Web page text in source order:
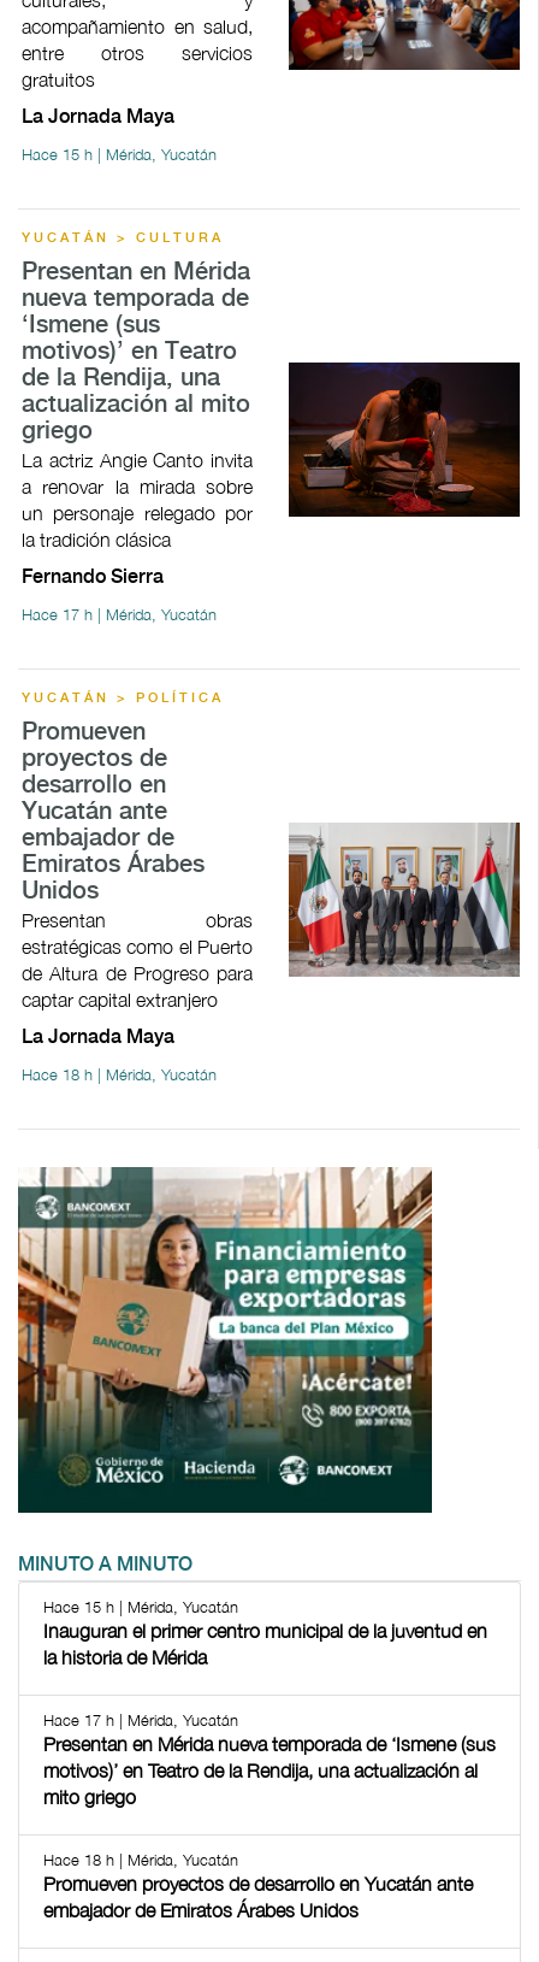
acompañamiento en salud,
entre otros servicios
gratuitos
La Jornada Maya
Hace 15 h | Mérida, Yucatán
YUCATÁN > CULTURA
Presentan en Mérida
nueva temporada de
‘Ismene (sus
motivos)’ en Teatro
de la Rendija, una
actualización al mito
griego
La actriz Angie Canto invita
a renovar la mirada sobre
un personaje relegado por
la tradición clásica
Fernando Sierra
Hace 17 h | Mérida, Yucatán
YUCATÁN > POLÍTICA
Promueven
proyectos de
desarrollo en
Yucatán ante
embajador de
Emiratos Árabes
Unidos
Presentan obras
estratégicas como el Puerto
de Altura de Progreso para
captar capital extranjero
La Jornada Maya
Hace 18 h | Mérida, Yucatán
MINUTO A MINUTO
Hace 15 h | Mérida, Yucatán
Inauguran el primer centro municipal de la juventud en
la historia de Mérida
Hace 17 h | Mérida, Yucatán
Presentan en Mérida nueva temporada de ‘Ismene (sus
motivos)’ en Teatro de la Rendija, una actualización al
mito griego
Hace 18 h | Mérida, Yucatán
Promueven proyectos de desarrollo en Yucatán ante
embajador de Emiratos Árabes Unidos